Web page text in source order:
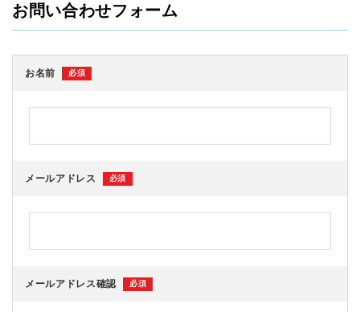
お問い合わせフォーム
お名前 必須
メールアドレス 必須
メールアドレス確認 必須